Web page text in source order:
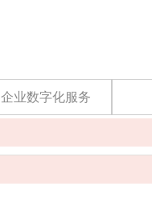
企业数字化服务